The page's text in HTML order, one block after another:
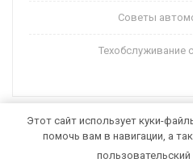
Советы
Техобслуживание
Auto Motors WordPress
Этот сайт использует куки-
помочь вам в навигации, а
пользовательский